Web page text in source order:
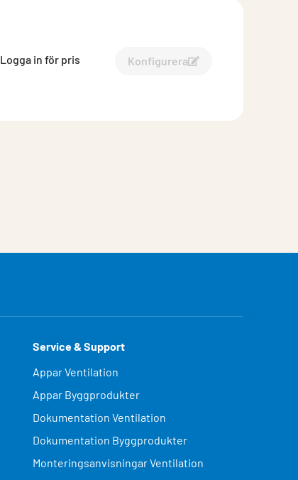
Logga in för pris Konfigurera
Konfigurera Covers
Service & Support
Appar Ventilation
Appar Byggprodukter
Dokumentation Ventilation
Dokumentation Byggprodukter
Monteringsanvisningar Ventilation